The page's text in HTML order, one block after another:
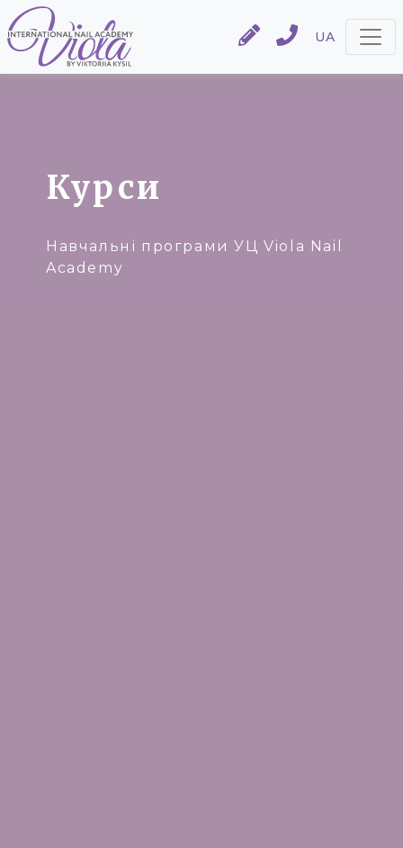
UA
Курси
Навчальні програми УЦ Viola Nail
Academy